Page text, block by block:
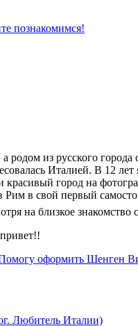
познакомимся!
из русского города
Италией. В 12
город на
Рим в свой первый
на близкое знакомство
оформить Шенген
Любитель Италии)